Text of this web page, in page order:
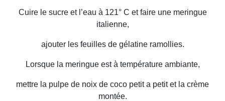
Cuire le sucre et l’eau à 121° C et faire une meringue
italienne,
ajouter les feuilles de gélatine ramollies.
Lorsque la meringue est à température ambiante,
mettre la pulpe de noix de coco petit a petit et la crème
montée.